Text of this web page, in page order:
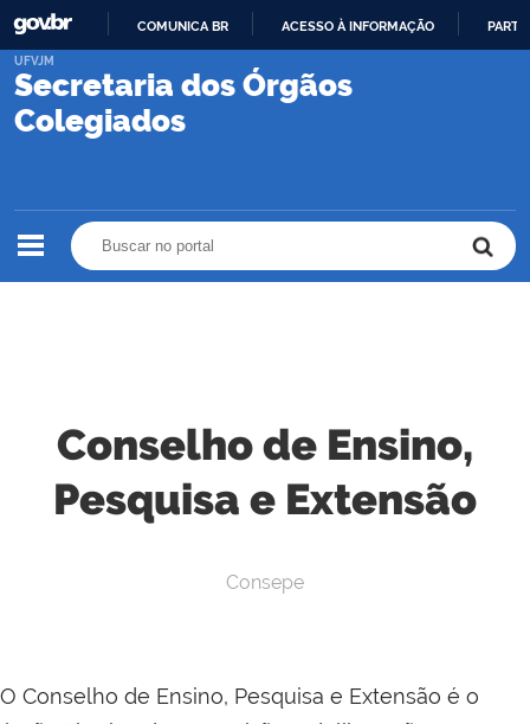
PARA
COMUNICA BR ACESSO À INFORMAÇÃO
Secretaria dos Órgãos
Colegiados
UFVJM
Conselho de Ensino,
Pesquisa e Extensão
Consepe
O Conselho de Ensino, Pesquisa e Extensão é o